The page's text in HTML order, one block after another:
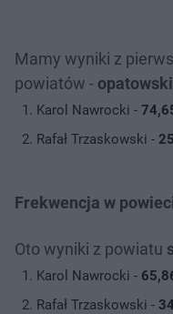
Mamy wyniki z
powiatów -
Karol Nawrocki -
Rafał Trzaskowski -
Frekwencja w
Oto wyniki z powiatu
Karol Nawrocki -
Rafał Trzaskowski -